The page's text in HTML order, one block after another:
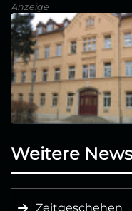
Anzeige
Weitere
Zeitgeschehen